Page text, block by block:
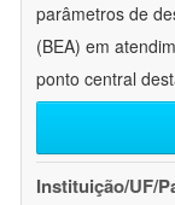
parâmetros de
(BEA) em
ponto central
Instituição/UF/